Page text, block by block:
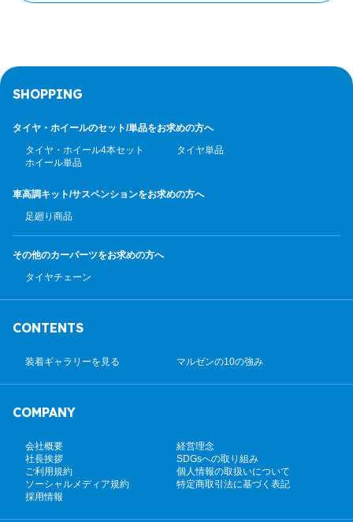
SHOPPING
タイヤ・ホイールのセット/単品をお求めの方へ
タイヤ・ホイール4本セット
タイヤ単品
ホイール単品
車高調キット/サスペンションをお求めの方へ
足廻り商品
その他のカーパーツをお求めの方へ
タイヤチェーン
CONTENTS
装着ギャラリーを見る マルゼンの10の強み
COMPANY
会社概要
経営理念
社長挨拶
SDGsへの取り組み
ご利用規約
個人情報の取扱いについて
ソーシャルメディア規約
特定商取引法に基づく表記
採用情報